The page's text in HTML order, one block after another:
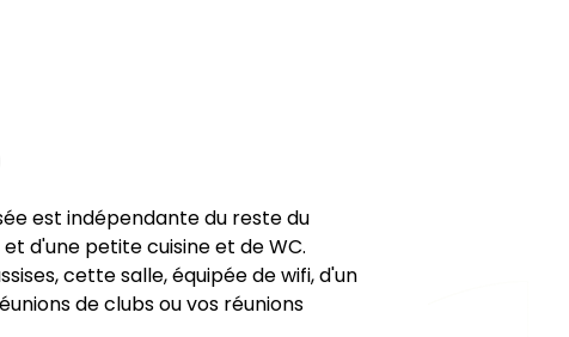
est indépendante du reste du
d'une petite cuisine et de WC.
cette salle, équipée de wifi, d'un
de clubs ou vos réunions